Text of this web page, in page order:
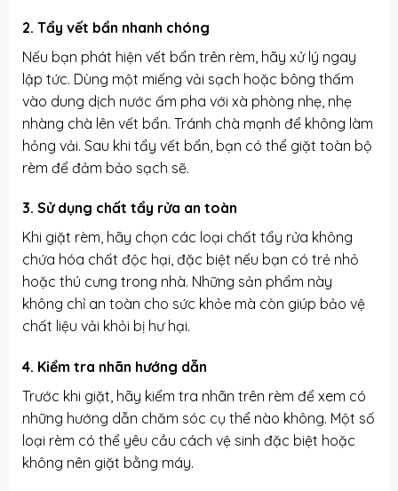
2. Tẩy vết bẩn nhanh chóng
Nếu bạn phát hiện vết bẩn trên rèm, hãy xử lý ngay
lập tức. Dùng một miếng vải sạch hoặc bông thấm
vào dung dịch nước ấm pha với xà phòng nhẹ, nhẹ
nhàng chà lên vết bẩn. Tránh chà mạnh để không làm
hỏng vải. Sau khi tẩy vết bẩn, bạn có thể giặt toàn bộ
rèm để đảm bảo sạch sẽ.
3. Sử dụng chất tẩy rửa an toàn
Khi giặt rèm, hãy chọn các loại chất tẩy rửa không
chứa hóa chất độc hại, đặc biệt nếu bạn có trẻ nhỏ
hoặc thú cưng trong nhà. Những sản phẩm này
không chỉ an toàn cho sức khỏe mà còn giúp bảo vệ
chất liệu vải khỏi bị hư hại.
4. Kiểm tra nhãn hướng dẫn
Trước khi giặt, hãy kiểm tra nhãn trên rèm để xem có
những hướng dẫn chăm sóc cụ thể nào không. Một số
loại rèm có thể yêu cầu cách vệ sinh đặc biệt hoặc
không nên giặt bằng máy.